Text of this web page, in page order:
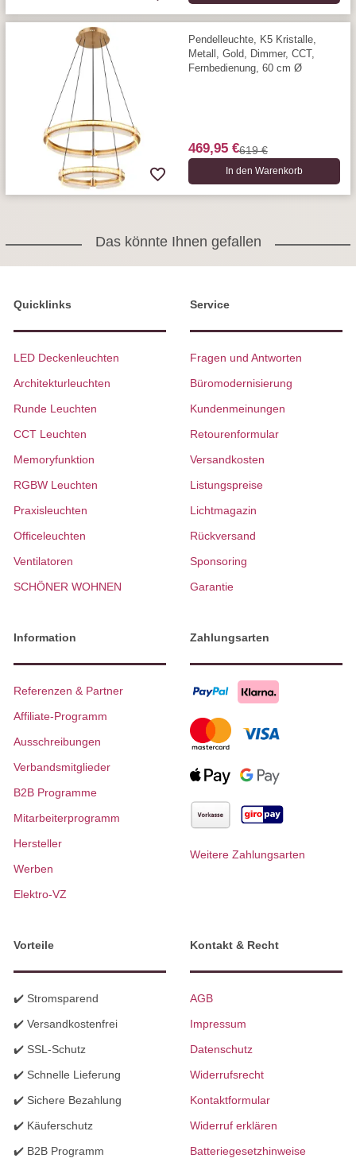
Pendelleuchte, K5 Kristalle,
Metall, Gold, Dimmer, CCT,
Fernbedienung, 60 cm Ø
469,95 €619 €
In den Warenkorb
Das könnte Ihnen gefallen
Quicklinks
LED Deckenleuchten
Architekturleuchten
Runde Leuchten
CCT Leuchten
Memoryfunktion
RGBW Leuchten
Praxisleuchten
Officeleuchten
Ventilatoren
SCHÖNER WOHNEN
Service
Fragen und Antworten
Büromodernisierung
Kundenmeinungen
Retourenformular
Versandkosten
Listungspreise
Lichtmagazin
Rückversand
Sponsoring
Garantie
Information
Referenzen & Partner
Affiliate-Programm
Ausschreibungen
Verbandsmitglieder
B2B Programme
Mitarbeiterprogramm
Hersteller
Werben
Elektro-VZ
Zahlungsarten
Weitere Zahlungsarten
Vorteile
✔️ Stromsparend
✔️ Versandkostenfrei
✔️ SSL-Schutz
✔️ Schnelle Lieferung
✔️ Sichere Bezahlung
✔️ Käuferschutz
✔️ B2B Programm
Kontakt & Recht
AGB
Impressum
Datenschutz
Widerrufsrecht
Kontaktformular
Widerruf erklären
Batteriegesetzhinweise